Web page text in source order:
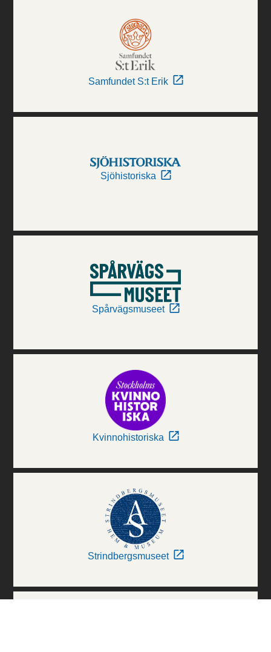
Samfundet S:t Erik
Sjöhistoriska
Spårvägsmuseet
Kvinnohistoriska
Strindbergsmuseet